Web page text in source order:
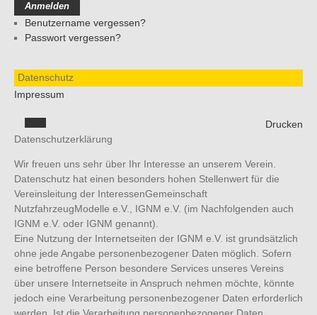
Anmelden
Benutzername vergessen?
Passwort vergessen?
Datenschutz
Impressum
Drucken
Datenschutzerklärung
Wir freuen uns sehr über Ihr Interesse an unserem Verein.
Datenschutz hat einen besonders hohen Stellenwert für die
Vereinsleitung der InteressenGemeinschaft
NutzfahrzeugModelle e.V., IGNM e.V. (im Nachfolgenden auch
IGNM e.V. oder IGNM genannt).
Eine Nutzung der Internetseiten der IGNM e.V. ist grundsätzlich
ohne jede Angabe personenbezogener Daten möglich. Sofern
eine betroffene Person besondere Services unseres Vereins
über unsere Internetseite in Anspruch nehmen möchte, könnte
jedoch eine Verarbeitung personenbezogener Daten erforderlich